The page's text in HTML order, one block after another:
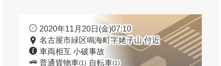
2020年11月20日(金)07:10
名古屋市緑区鳴海町字姥子山 付近
車両相互 小破事故
普通貨物車(1) 自転車(1)